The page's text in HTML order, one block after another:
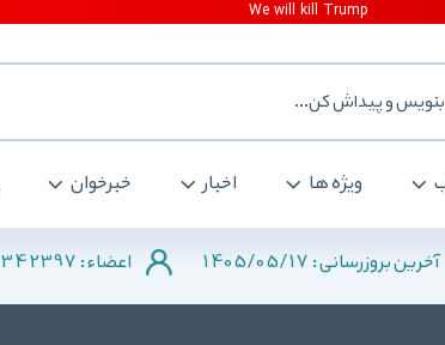
ویژه ها اخبار خبرخوان
آخرین بروزرسانی : 1405/05/17 اعضاء : 342397